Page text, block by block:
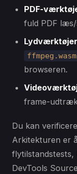
PDF-
fuld PDF
Lydværktøjer
ffmpeg.wasm
browseren.
frame-
Du kan
Arkitekturen er
flytilstandstests,
DevTools